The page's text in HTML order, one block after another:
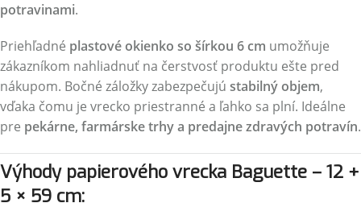
potravinami.
Priehľadné plastové okienko so šírkou 6 cm umožňuje
zákazníkom nahliadnuť na čerstvosť produktu ešte pred
nákupom. Bočné záložky zabezpečujú stabilný objem,
vďaka čomu je vrecko priestranné a ľahko sa plní. Ideálne
pre pekárne, farmárske trhy a predajne zdravých potravín.
Výhody papierového vrecka Baguette – 12 +
5 × 59 cm: